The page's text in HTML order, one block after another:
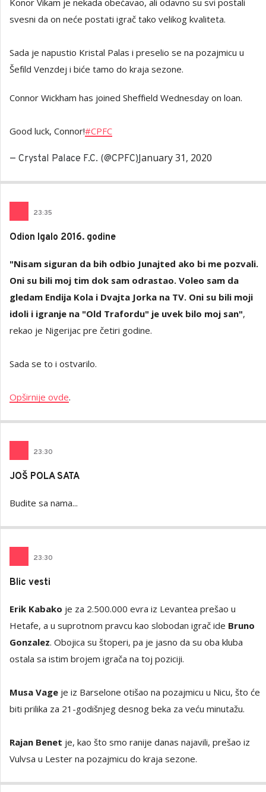
Konor Vikam je nekada obećavao, ali odavno su svi postali
svesni da on neće postati igrač tako velikog kvaliteta.
Sada je napustio Kristal Palas i preselio se na pozajmicu u
Šefild Venzdej i biće tamo do kraja sezone.
Connor Wickham has joined Sheffield Wednesday on loan.
Good luck, Connor!#CPFC
— Crystal Palace F.C. (@CPFC)January 31, 2020
23:35
Odion Igalo 2016. godine
"Nisam siguran da bih odbio Junajted ako bi me pozvali.
Oni su bili moj tim dok sam odrastao. Voleo sam da
gledam Endija Kola i Dvajta Jorka na TV. Oni su bili moji
idoli i igranje na "Old Trafordu" je uvek bilo moj san",
rekao je Nigerijac pre četiri godine.
Sada se to i ostvarilo.
Opširnije ovde.
23:30
JOŠ POLA SATA
Budite sa nama...
23:30
Blic vesti
Erik Kabako je za 2.500.000 evra iz Levantea prešao u
Hetafe, a u suprotnom pravcu kao slobodan igrač ide Bruno
Gonzalez. Obojica su štoperi, pa je jasno da su oba kluba
ostala sa istim brojem igrača na toj poziciji.
Musa Vage je iz Barselone otišao na pozajmicu u Nicu, što će
biti prilika za 21-godišnjeg desnog beka za veću minutažu.
Rajan Benet je, kao što smo ranije danas najavili, prešao iz
Vulvsa u Lester na pozajmicu do kraja sezone.